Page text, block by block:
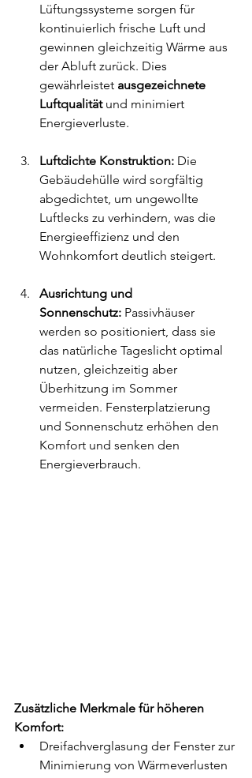
Lüftungssysteme sorgen für
kontinuierlich frische Luft und
gewinnen gleichzeitig Wärme aus
der Abluft zurück. Dies
gewährleistet ausgezeichnete
Luftqualität und minimiert
Energieverluste.
Luftdichte Konstruktion: Die
Gebäudehülle wird sorgfältig
abgedichtet, um ungewollte
Luftlecks zu verhindern, was die
Energieeffizienz und den
Wohnkomfort deutlich steigert.
Ausrichtung und
Sonnenschutz: Passivhäuser
werden so positioniert, dass sie
das natürliche Tageslicht optimal
nutzen, gleichzeitig aber
Überhitzung im Sommer
vermeiden. Fensterplatzierung
und Sonnenschutz erhöhen den
Komfort und senken den
Energieverbrauch.
Zusätzliche Merkmale für höheren
Komfort:
Dreifachverglasung der Fenster zur
Minimierung von Wärmeverlusten